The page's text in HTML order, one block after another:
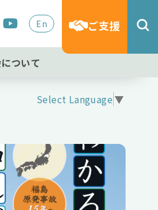
En ご支援
ついて
Select Language▼